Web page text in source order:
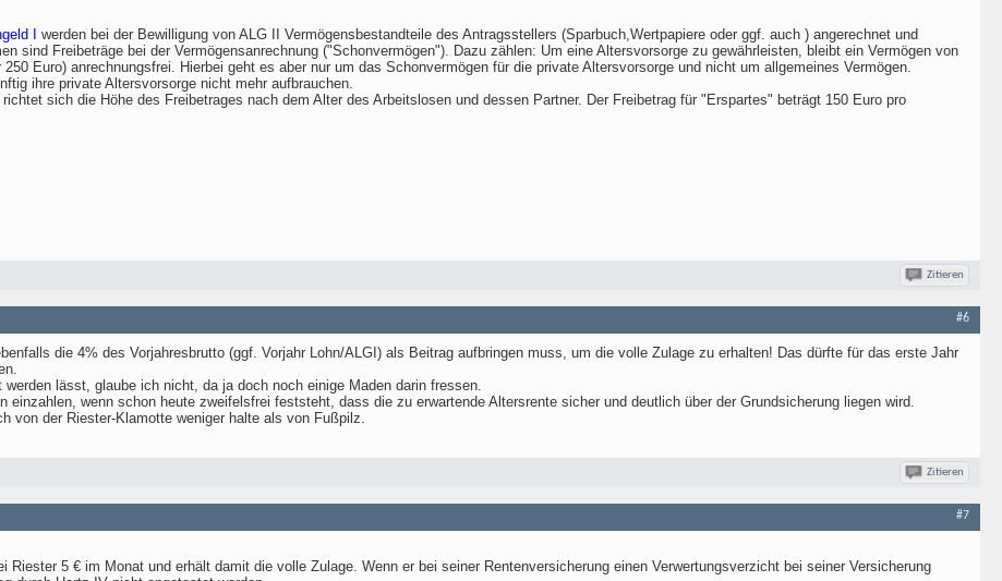
I
werden bei der Bewilligung von ALG II Vermögensbestandteile des Antragsstellers (Sparbuch,Wertpapiere oder ggf. auch ) angerechnet und
sind Freibeträge bei der Vermögensanrechnung ("Schonvermögen"). Dazu zählen: Um eine Altersvorsorge zu gewährleisten, bleibt ein Vermögen von
250 Euro) anrechnungsfrei. Hierbei geht es aber nur um das Schonvermögen für die private Altersvorsorge und nicht um allgemeines Vermögen.
ihre private Altersvorsorge nicht mehr aufbrauchen.
sich die Höhe des Freibetrages nach dem Alter des Arbeitslosen und dessen Partner. Der Freibetrag für "Erspartes" beträgt 150 Euro pro
Zitieren
#6
die 4% des Vorjahresbrutto (ggf. Vorjahr Lohn/ALGI) als Beitrag aufbringen muss, um die volle Zulage zu erhalten! Das dürfte für das erste Jahr
lässt, glaube ich nicht, da ja doch noch einige Maden darin fressen.
einzahlen, wenn schon heute zweifelsfrei feststeht, dass die zu erwartende Altersrente sicher und deutlich über der Grundsicherung liegen wird.
von der Riester-Klamotte weniger halte als von Fußpilz.
Zitieren
#7
Riester 5 € im Monat und erhält damit die volle Zulage. Wenn er bei seiner Rentenversicherung einen Verwertungsverzicht bei seiner Versicherung